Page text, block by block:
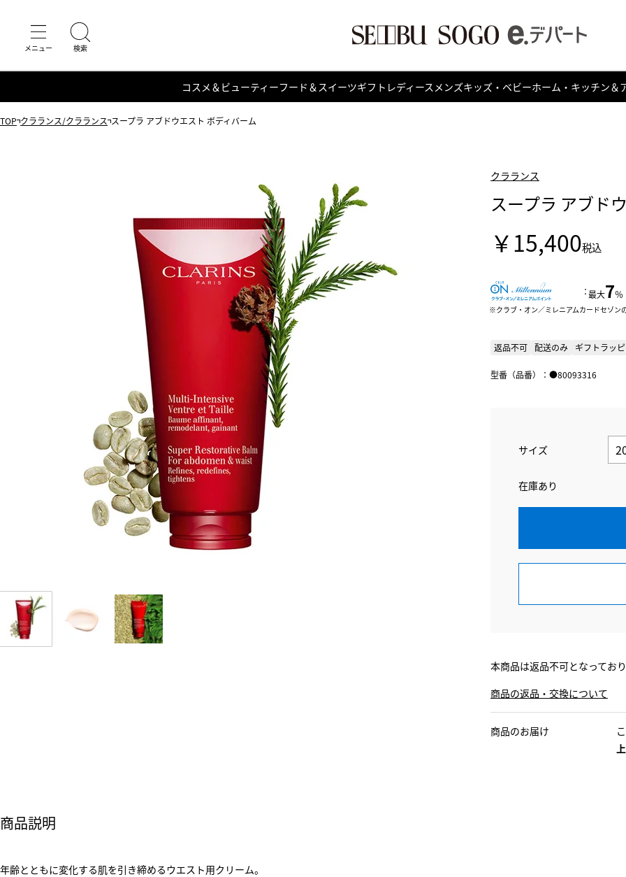
コスメ＆ビューティーフード＆スイーツギフト レディース メンズキッズ・ベビーホーム・キッチン＆
TOP クラランス/クラランス スープラ アブドウエスト ボディバーム
クラランス
スープラ アブド
￥15,400税込
：最大7％
クラブ・オン／ミレニアムカードセゾン
返品不可 配送のみ ギフトラッ
型番（品番）：●80093316
サイズ
在庫あり
本商品は返品不可となってお
商品の返品・交換について
商品のお届け
商品説明
年齢とともに変化する肌を引き締めるウエスト用クリーム。